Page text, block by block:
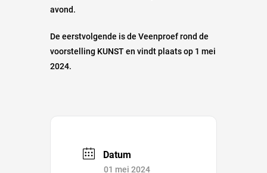
avond.
De eerstvolgende is de Veenproef rond de
voorstelling KUNST en vindt plaats op 1 mei
2024.
Datum
01 mei 2024